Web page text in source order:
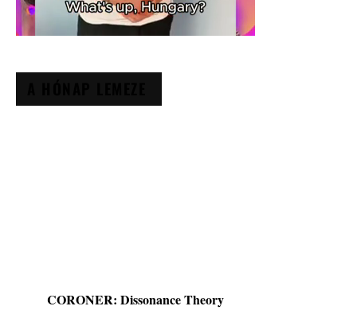
CORONER: Dissonance Theory